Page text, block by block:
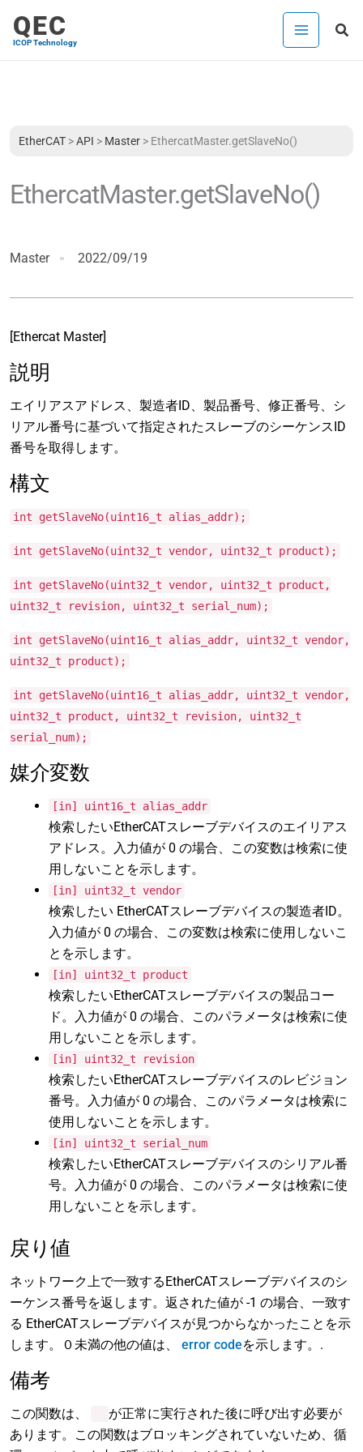
QEC
ICOP Technology
検
EtherCAT >API > Master > EthercatMaster.getSlaveNo()
EthercatMaster.getSlaveNo()
Master 2022/09/19
[Ethercat Master]
説明
エイリアスアドレス、製造者ID、製品番号、修正番号、シ
リアル番号に基づいて指定されたスレーブのシーケンスID
番号を取得します。
構文
int getSlaveNo(uint16_t alias_addr);
int getSlaveNo(uint32_t vendor, uint32_t product);
int getSlaveNo(uint32_t vendor, uint32_t product,
uint32_t revision, uint32_t serial_num);
int getSlaveNo(uint16_t alias_addr, uint32_t vendor,
uint32_t product);
int getSlaveNo(uint16_t alias_addr, uint32_t vendor,
uint32_t product, uint32_t revision, uint32_t
serial_num);
媒介変数
[in] uint16_t alias_addr
検索したいEtherCATスレーブデバイスのエイリアス
アドレス。入力値が 0 の場合、この変数は検索に使
用しないことを示します。
[in] uint32_t vendor
検索したい EtherCATスレーブデバイスの製造者ID。
入力値が 0 の場合、この変数は検索に使用しないこ
とを示します。
[in] uint32_t product
検索したいEtherCATスレーブデバイスの製品コー
ド。入力値が 0 の場合、このパラメータは検索に使
用しないことを示します。
[in] uint32_t revision
検索したいEtherCATスレーブデバイスのレビジョン
番号。入力値が 0 の場合、このパラメータは検索に
使用しないことを示します。
[in] uint32_t serial_num
検索したいEtherCATスレーブデバイスのシリアル番
号。入力値が 0 の場合、このパラメータは検索に使
用しないことを示します。
戻り値
ネットワーク上で一致するEtherCATスレーブデバイスのシ
ーケンス番号を返します。返された値が -1 の場合、一致す
る EtherCATスレーブデバイスが見つからなかったことを示
します。０未満の他の値は、 error codeを示します。.
備考
この関数は、
が正常に実行された後に呼び出す必要が
あります。この関数はブロッキングされていないため、循